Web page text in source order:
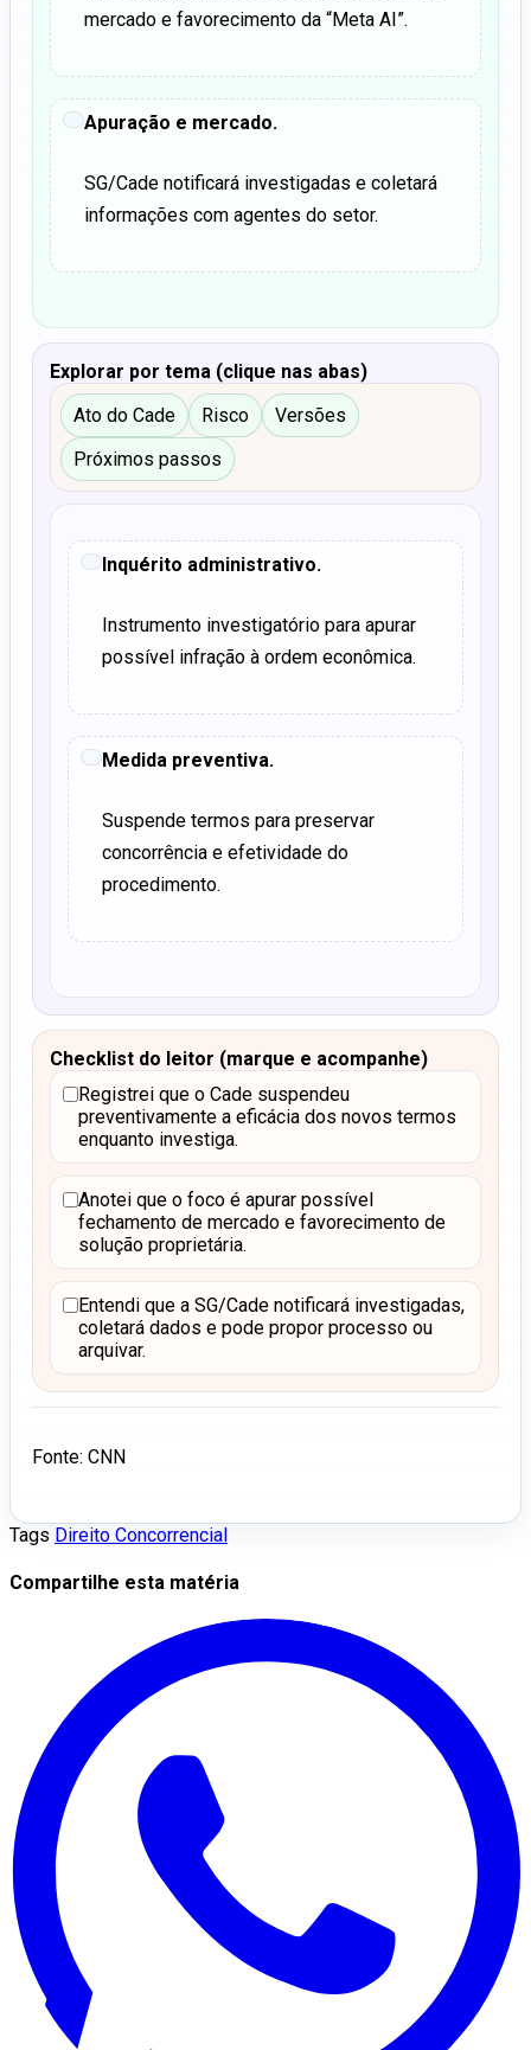
mercado e favorecimento da “Meta AI”.
Apuração e mercado.
SG/Cade notificará investigadas e coletará
informações com agentes do setor.
Explorar por tema (clique nas abas)
Ato do Cade
Risco
Versões
Próximos passos
Inquérito administrativo.
Instrumento investigatório para apurar
possível infração à ordem econômica.
Medida preventiva.
Suspende termos para preservar
concorrência e efetividade do
procedimento.
Checklist do leitor (marque e acompanhe)
Registrei que o Cade suspendeu
preventivamente a eficácia dos novos termos
enquanto investiga.
Anotei que o foco é apurar possível
fechamento de mercado e favorecimento de
solução proprietária.
Entendi que a SG/Cade notificará investigadas,
coletará dados e pode propor processo ou
arquivar.
Fonte: CNN
Tags Direito Concorrencial
Compartilhe esta matéria